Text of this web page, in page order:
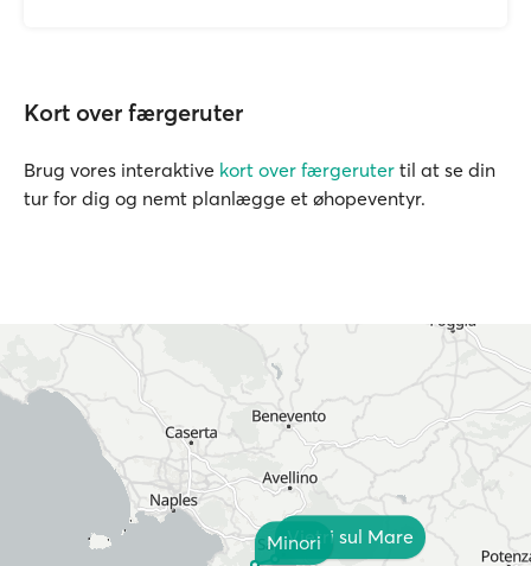
Kort over færgeruter
Brug vores interaktive kort over færgeruter til at se din
tur for dig og nemt planlægge et øhopeventyr.
Vietri sul Mare
Minori